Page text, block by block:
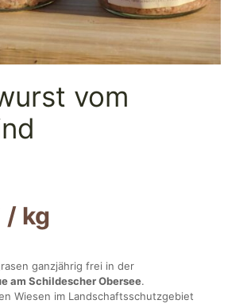
vom
/ kg
ganzjährig frei in der
am Schildescher Obersee.
Wiesen im Landschaftsschutzgebiet